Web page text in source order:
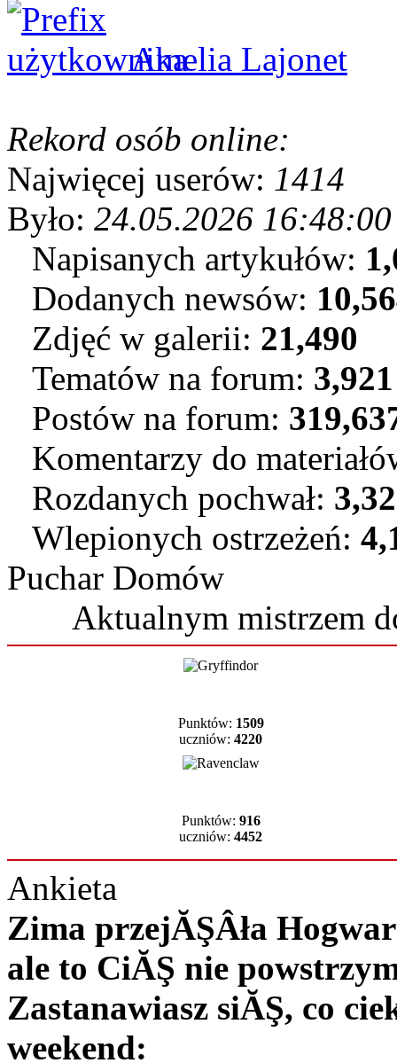
Amelia Lajonet
Rekord osób online:
Najwięcej userów: 1414
Było: 24.05.2026 16:48:00
Napisanych artykułów:
Dodanych newsów:
Zdjęć w galerii: 21,490
Tematów na forum: 3,921
Postów na forum:
Komentarzy do
Rozdanych pochwał:
Wlepionych ostrzeżeń:
Puchar Domów
Aktualnym mistrzem
Punktów: 1509
uczniów: 4220
Punktów: 916
uczniów: 4452
Ankieta
Zima przejĂŞÂła
ale to CiĂŞ nie
Zastanawiasz siĂŞ, co
weekend: